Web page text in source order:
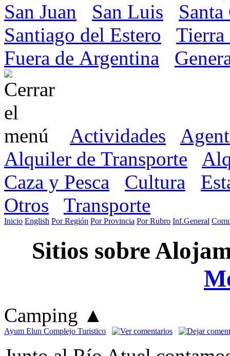
San Juan
San Luis
Santiago del Estero
Tierra
Fuera de Argentina
Actividades
Alquiler de Transporte
Caza y Pesca
Cultura
Otros
Transporte
Inicio English Por Región Por Provincia Por Rubro Inf.General
Sitios sobre
Camping ▲
Ayum Elun Complejo Turistico